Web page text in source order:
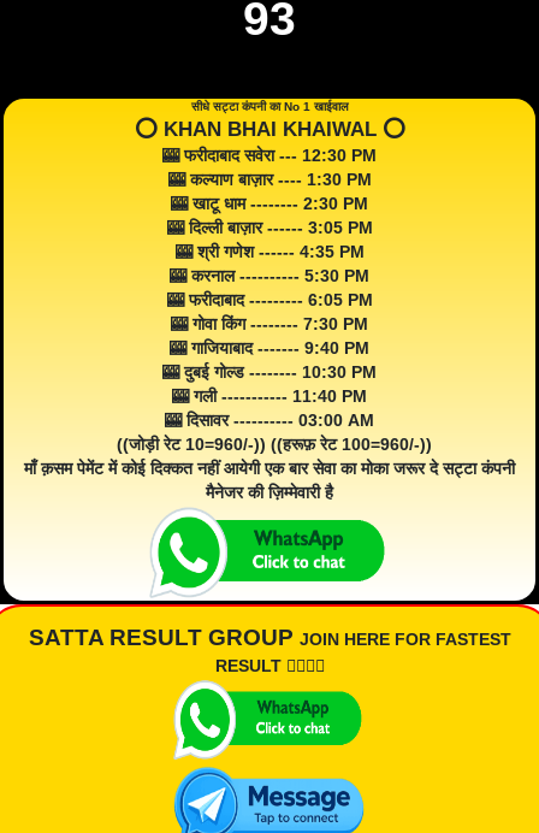
93
सीधे सट्टा कंपनी का No 1 खाईवाल
⭕️ KHAN BHAI KHAIWAL ⭕️
🎰 फरीदाबाद सवेरा --- 12:30 PM
🎰 कल्याण बाज़ार ---- 1:30 PM
🎰 खाटू धाम -------- 2:30 PM
🎰 दिल्ली बाज़ार ------ 3:05 PM
🎰 श्री गणेश ------ 4:35 PM
🎰 करनाल ---------- 5:30 PM
🎰 फरीदाबाद --------- 6:05 PM
🎰 गोवा किंग -------- 7:30 PM
🎰 गाजियाबाद ------- 9:40 PM
🎰 दुबई गोल्ड -------- 10:30 PM
🎰 गली ----------- 11:40 PM
🎰 दिसावर ---------- 03:00 AM
((जोड़ी रेट 10=960/-)) ((हरूफ़ रेट 100=960/-))
माँ क़सम पेमेंट में कोई दिक्कत नहीं आयेगी एक बार सेवा का मोका जरूर दे सट्टा कंपनी
मैनेजर की ज़िम्मेवारी है
SATTA RESULT GROUP JOIN HERE FOR FASTEST
RESULT 👇🏾👇🏾